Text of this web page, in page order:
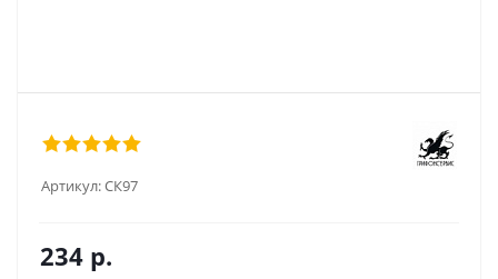
Артикул:СК97
234 р.